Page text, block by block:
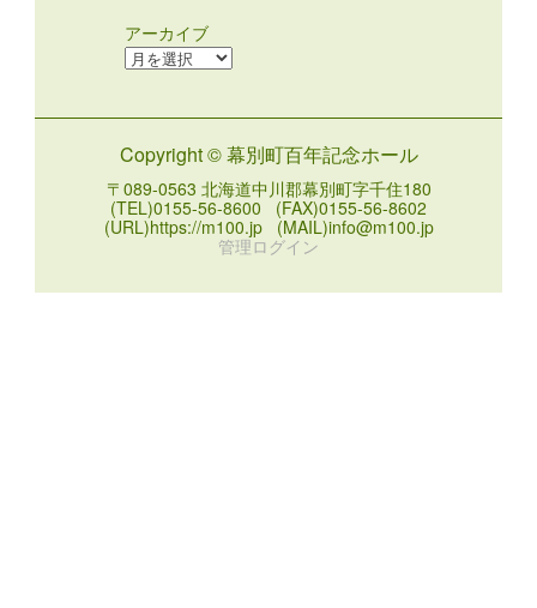
アーカイブ
ア
ブ
Copyright © 幕別町百年記念ホール
〒089-0563 北海道中川郡幕別町字千住180
(TEL)0155-56-8600 (FAX)0155-56-8602
(URL)https://m100.jp (MAIL)info@m100.jp
管理ログイン